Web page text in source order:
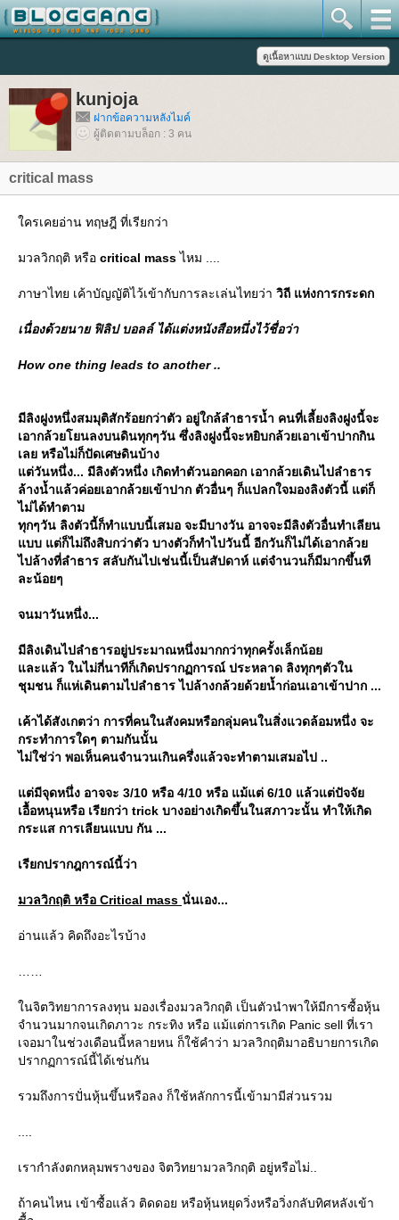
kunjoja
ฝากข้อความหลังไมค์
ผู้ติดตามบล็อก : 3 คน
critical mass
ครเคยอ่าน ทฤษฎี ที่เรียกว่า
มวลวิกฤติ หรือ critical massไหม ....
ภาษาไทย เค้าบัญญัติไว้เข้ากับการละเล่นไทยว่า วิถี แห่งการกระดก
เนื่องด้วยนาย ฟิลิป บอลล์ ได้แต่งหนังสือหนึ่งไว้ชื่อว่า
How one thing leads to another ..
มีลิงฝูงหนึ่งสมมุติสักร้อยกว่าตัว อยู่ใกล้ลำธารน้ำ คนที่เลี้ยงลิงฝูงนี้จะ
เอากล้วยโยนลงบนดินทุกๆวัน ซึ่งลิงฝูงนี้จะหยิบกล้วยเอาเข้าปากกิน
เลย หรือไม่ก็ปัดเศษดินบ้าง
ต่วันหนึ่ง... มีลิงตัวหนึ่ง เกิดทำตัวนอกคอก เอากล้วยเดินไปลำธาร
ล้างน้ำแล้วค่อยเอากล้วยเข้าปาก ตัวอื่นๆ ก็แปลกใจมองลิงตัวนี้ แต่ก็
ไม่ได้ทำตาม
ทุกๆวัน ลิงตัวนี้ก็ทำแบบนี้เสมอ จะมีบางวัน อาจจะมีลิงตัวอื่นทำเลียน
บบ แต่ก็ไม่ถึงสิบกว่าตัว บางตัวก็ทำไปวันนี้ อีกวันก็ไม่ได้เอากล้ว
ไปล้างที่ลำธาร สลับกันไปเช่นนี้เป็นสัปดาห์ แต่จำนวนก็มีมากขึ้นที
ละน้อยๆ
จนมาวันหนึ่ง...
มีลิงเดินไปลำธารอยู่ประมาณหนึ่งมากกว่าทุกครั้งเล็กน้อ
ละแล้ว ในไม่กี่นาทีก็เกิดปรากฏการณ์ ประหลาด ลิงทุกๆตัวใน
ชุมชน ก็แห่เดินตามไปลำธาร ไปล้างกล้วยด้วยน้ำก่อนเอาเข้าปาก ...
เค้าได้สังเกตว่า การที่คนในสังคมหรือกลุ่มคนในสิ่งแวดล้อมหนึ่ง จะ
กระทำการใดๆ ตามกันนั้น
ไม่ใช่ว่า พอเห็นคนจำนวนเกินครึ่งแล้วจะทำตามเสมอไป ..
ต่มีจุดหนึ่ง อาจจะ 3/10 หรือ 4/10 หรือ แม้แต่ 6/10 แล้วแต่ปัจจั
เอื้อหนุนหรือ เรียกว่า trick บางอย่างเกิดขึ้นในสภาวะนั้น ทำให้เกิด
กระแส การเลียนแบบ กัน ...
เรียกปรากฎการณ์นี้ว่า
มวลวิกฤติ หรือ Critical mass นั่นเอง...
อ่านแล้ว คิดถึงอะไรบ้าง
นจิตวิทยาการลงทุน มองเรื่องมวลวิกฤติ เป็นตัวนำพาให้มีการซื้อหุ้น
จำนวนมากจนเกิดภาวะ กระทิง หรือ แม้แต่การเกิด Panic sell ที่เรา
เจอมาในช่วงเดือนนี้หลายหน ก็ใช้คำว่า มวลวิกฤติมาอธิบายการเกิด
ปรากฏการณ์นี้ได้เช่นกัน
รวมถึงการปั่นหุ้นขึ้นหรือลง ก็ใช้หลักการนี้เข้ามามีส่วนรวม
เรากำลังตกหลุมพรางของ จิตวิทยามวลวิกฤติ อยู่หรือไม่..
ถ้าคนไหน เข้าซื้อแล้ว ติดดอย หรือหุ้นหยุดวิ่งหรือวิ่งกลับทิศหลังเข้า